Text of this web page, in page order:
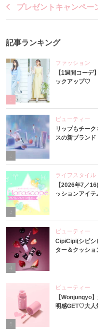
プレゼントキャンペー
記事ランキング
ファッション
【1週間コー
ックアップ♡
ビューティー
リップもチー
スの新ブランド
3
ライフスタイル
【2026年7／
ッションアイ
4
ビューティー
CipiCipi(シピシ
ター＆クッシ
ビューティー
【Wonjungyo
明感GET♡大人